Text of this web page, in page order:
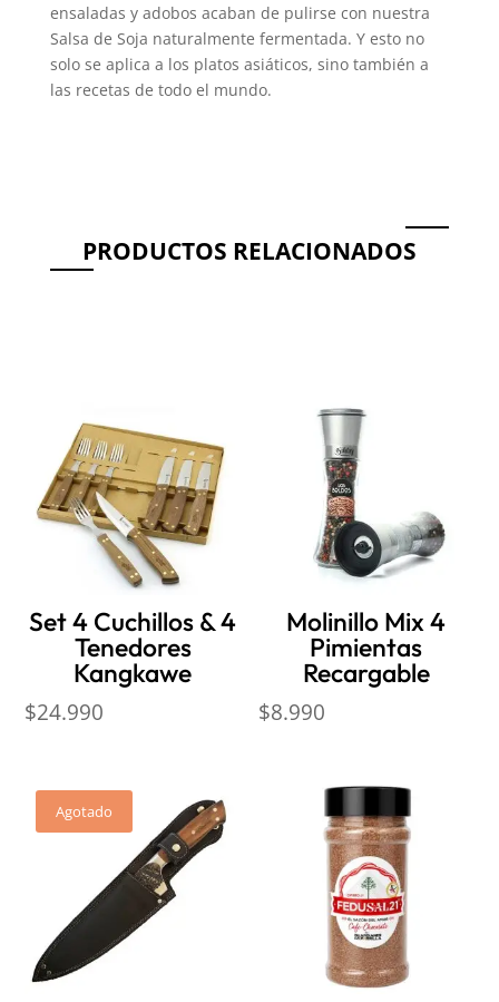
ensaladas y adobos acaban de pulirse con nuestra
Salsa de Soja naturalmente fermentada. Y esto no
solo se aplica a los platos asiáticos, sino también a
las recetas de todo el mundo.
PRODUCTOS RELACIONADOS
Set 4 Cuchillos & 4
Tenedores
Kangkawe
$24.990
Molinillo Mix 4
Pimientas
Recargable
$8.990
Agotado